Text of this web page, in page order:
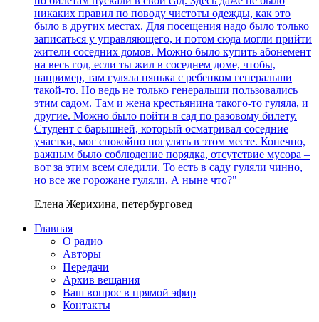
никаких правил по поводу чистоты одежды, как это
было в других местах. Для посещения надо было только
записаться у управляющего, и потом сюда могли прийти
жители соседних домов. Можно было купить абонемент
на весь год, если ты жил в соседнем доме, чтобы,
например, там гуляла нянька с ребенком генеральши
такой-то. Но ведь не только генеральши пользовались
этим садом. Там и жена крестьянина такого-то гуляла, и
другие. Можно было пойти в сад по разовому билету.
Студент с барышней, который осматривал соседние
участки, мог спокойно погулять в этом месте. Конечно,
важным было соблюдение порядка, отсутствие мусора –
вот за этим всем следили. То есть в саду гуляли чинно,
но все же горожане гуляли. А ныне что?"
Елена Жерихина, петербурговед
Главная
О радио
Авторы
Передачи
Архив вещания
Ваш вопрос в прямой эфир
Контакты